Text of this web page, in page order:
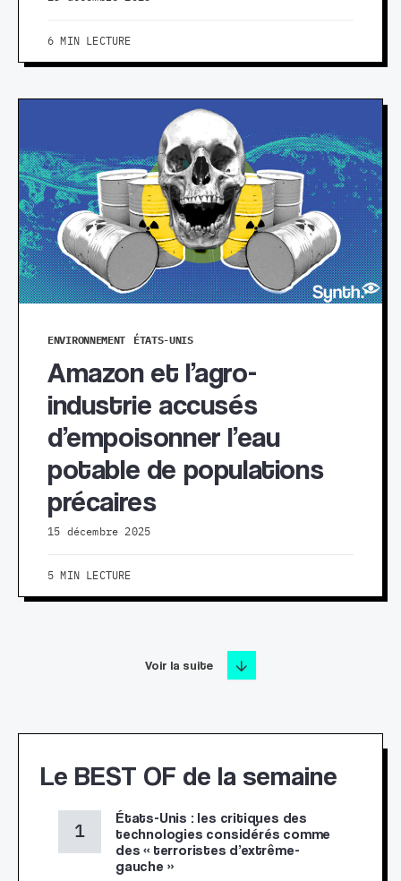
6 MIN LECTURE
ENVIRONNEMENT ÉTATS-UNIS
Amazon et l’agro-
industrie accusés
d’empoisonner l’eau
potable de populations
précaires
15 décembre 2025
5 MIN LECTURE
Voir la suite
Le BEST OF de la semaine
États-Unis : les critiques des
technologies considérés comme
des « terroristes d’extrême-
gauche »